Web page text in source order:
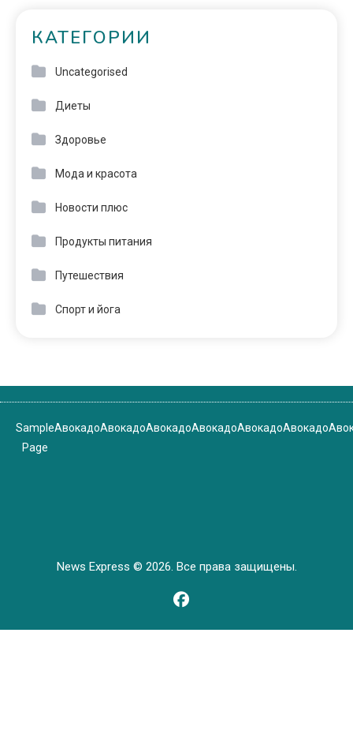
КАТЕГОРИИ
Uncategorised
Диеты
Здоровье
Мода и красота
Новости плюс
Продукты питания
Путешествия
Спорт и йога
Sample
Page
АвокадоАвокадоАвокадоАвокадоАвокадоАвокадо
News Express © 2026. Все права защищены.